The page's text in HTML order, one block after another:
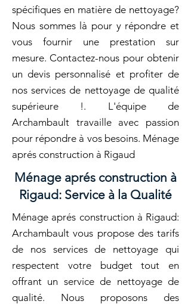
spécifiques en matière de nettoyage?
Nous sommes là pour y répondre et
vous fournir une prestation sur
mesure. Contactez-nous pour obtenir
un devis personnalisé et profiter de
nos services de nettoyage de qualité
supérieure !. L'équipe de
Archambault travaille avec passion
pour répondre à vos besoins. Ménage
aprés construction à Rigaud
Ménage aprés construction à
Rigaud: Service à la Qualité
Ménage aprés construction à Rigaud:
Archambault vous propose des tarifs
de nos services de nettoyage qui
respectent votre budget tout en
offrant un service de nettoyage de
qualité. Nous proposons des